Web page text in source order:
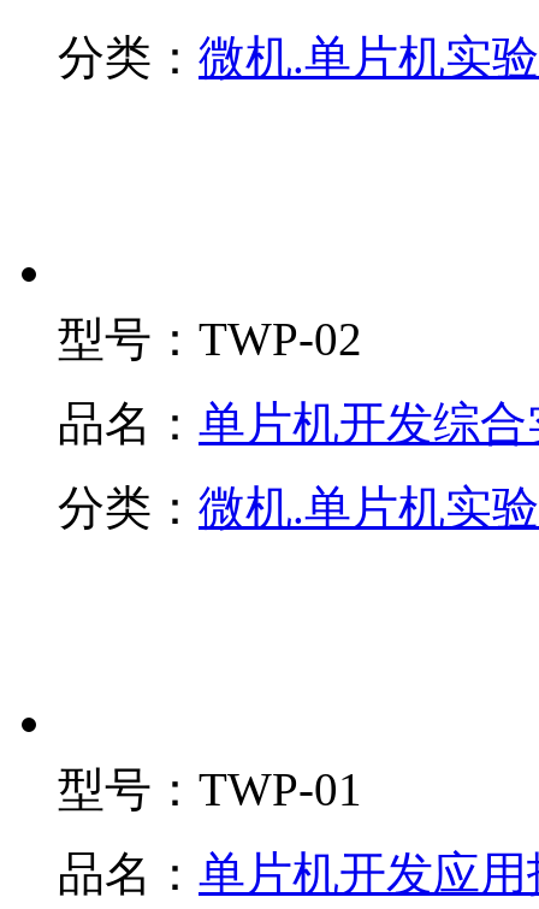
分类： 微机.单片机实
型号： TWP-02
品名： 单片机开发综
分类： 微机.单片机实
型号： TWP-01
品名： 单片机开发应